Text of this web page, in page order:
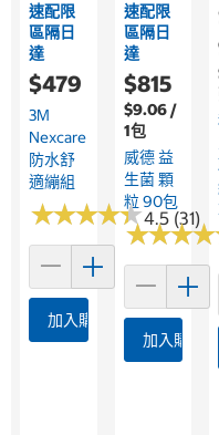
速配限
區隔日
達
$479
3M
Nexcare
防水舒
適繃組
★★★★★
★★★★★4.5 (31)
加入購物車
速配限
區隔日
達
$815
$9.06 /
1包
威德 益
生菌 顆
粒 90包
★★★★
★★★★
加入購物車